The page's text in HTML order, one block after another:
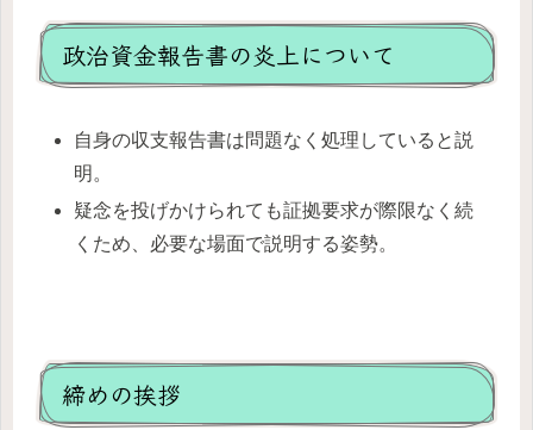
政治資金報告書の炎上について
自身の収支報告書は問題なく処理していると説
明。
疑念を投げかけられても証拠要求が際限なく続
くため、必要な場面で説明する姿勢。
締めの挨拶